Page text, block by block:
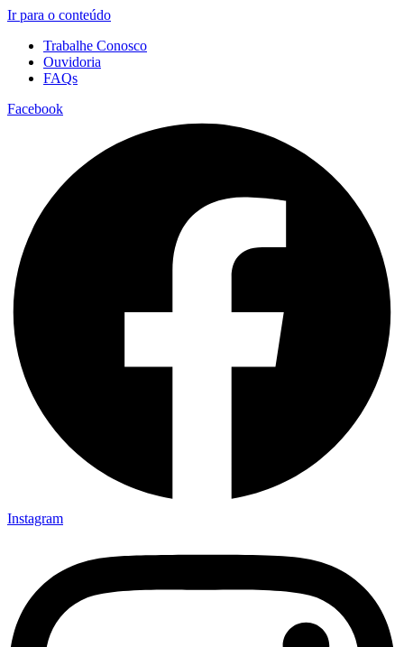
Ir para o conteúdo
Trabalhe Conosco
Ouvidoria
FAQs
Facebook
Instagram